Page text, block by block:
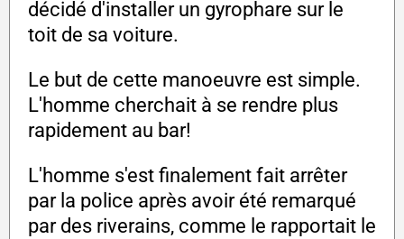
décidé d'installer un gyrophare sur le
toit de sa voiture.
Le but de cette manoeuvre est simple.
L'homme cherchait à se rendre plus
rapidement au bar!
L'homme s'est finalement fait arrêter
par la police après avoir été remarqué
par des riverains, comme le rapportait le